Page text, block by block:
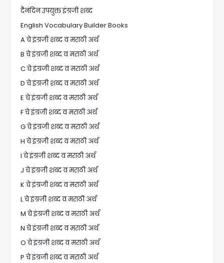
दैनंदिन उपयुक्त इंग्रजी शब्द
English Vocabulary Builder Books
A चे इंग्रजी शब्द व मराठी अर्थ
B चे इंग्रजी शब्द व मराठी अर्थ
C चे इंग्रजी शब्द व मराठी अर्थ
D चे इंग्रजी शब्द व मराठी अर्थ
E चे इंग्रजी शब्द व मराठी अर्थ
F चे इंग्रजी शब्द व मराठी अर्थ
G चे इंग्रजी शब्द व मराठी अर्थ
H चे इंग्रजी शब्द व मराठी अर्थ
I चे इंग्रजी शब्द व मराठी अर्थ
J चे इंग्रजी शब्द व मराठी अर्थ
K चे इंग्रजी शब्द व मराठी अर्थ
L चे इंग्रजी शब्द व मराठी अर्थ
M चे इंग्रजी शब्द व मराठी अर्थ
N चे इंग्रजी शब्द व मराठी अर्थ
O चे इंग्रजी शब्द व मराठी अर्थ
P चे इंग्रजी शब्द व मराठी अर्थ